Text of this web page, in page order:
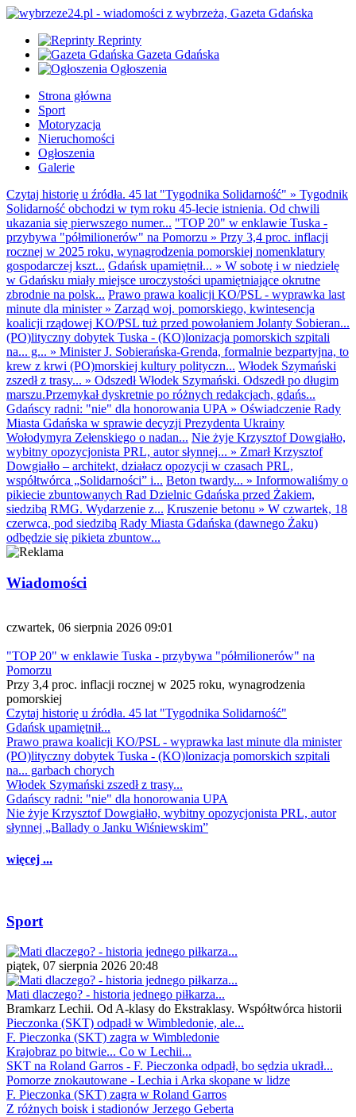
Reprinty
Gazeta Gdańska
Ogłoszenia
Strona główna
Sport
Motoryzacja
Nieruchomości
Ogłoszenia
Galerie
Czytaj historię u źródła. 45 lat "Tygodnika Solidarność" » Tygodnik
Solidarność obchodzi w tym roku 45-lecie istnienia. Od chwili
ukazania się pierwszego numer... "TOP 20" w enklawie Tuska -
przybywa "półmilionerów" na Pomorzu » Przy 3,4 proc. inflacji
rocznej w 2025 roku, wynagrodzenia pomorskiej nomenklatury
gospodarczej kszt... Gdańsk upamiętnił... » W sobotę i w niedzielę
w Gdańsku miały miejsce uroczystości upamiętniające okrutne
zbrodnie na polsk... Prawo prawa koalicji KO/PSL - wyprawka last
minute dla minister» Zarząd woj. pomorskiego, kwintesencja
koalicji rządowej KO/PSL tuż przed powołaniem Jolanty Sobieran...
(PO)lityczny dobytek Tuska - (KO)lonizacja pomorskich szpitali
na... g... » Minister J. Sobierańska-Grenda, formalnie bezpartyjna, to
krew z krwi (PO)morskiej kultury polityczn... Włodek Szymański
zszedł z trasy... » Odszedł Włodek Szymański. Odszedł po długim
marszu.Przemykał dyskretnie po różnych redakcjach, gdańs...
Gdańscy radni: "nie" dla honorowania UPA » Oświadczenie Rady
Miasta Gdańska w sprawie decyzji Prezydenta Ukrainy
Wołodymyra Zełenskiego o nadan... Nie żyje Krzysztof Dowgiałło,
wybitny opozycjonista PRL, autor słynnej... » Zmarł Krzysztof
Dowgiałło – architekt, działacz opozycji w czasach PRL,
współtwórca „Solidarności” i... Beton twardy... » Informowaliśmy o
pikiecie zbuntowanych Rad Dzielnic Gdańska przed Żakiem,
siedzibą RMG. Wydarzenie z... Kruszenie betonu » W czwartek, 18
czerwca, pod siedzibą Rady Miasta Gdańska (dawnego Żaku)
odbędzie się pikieta zbuntow...
Wiadomości
czwartek, 06 sierpnia 2026 09:01
"TOP 20" w enklawie Tuska - przybywa "półmilionerów" na
Pomorzu
Przy 3,4 proc. inflacji rocznej w 2025 roku, wynagrodzenia
pomorskiej
Czytaj historię u źródła. 45 lat "Tygodnika Solidarność"
Gdańsk upamiętnił...
Prawo prawa koalicji KO/PSL - wyprawka last minute dla minister
(PO)lityczny dobytek Tuska - (KO)lonizacja pomorskich szpitali
na... garbach chorych
Włodek Szymański zszedł z trasy...
Gdańscy radni: "nie" dla honorowania UPA
Nie żyje Krzysztof Dowgiałło, wybitny opozycjonista PRL, autor
słynnej „Ballady o Janku Wiśniewskim”
więcej ...
Sport
piątek, 07 sierpnia 2026 20:48
Mati dlaczego? - historia jednego piłkarza...
Bramkarz Lechii. Od A-klasy do Ekstraklasy. Współtwórca historii
Pieczonka (SKT) odpadł w Wimbledonie, ale...
F. Pieczonka (SKT) zagra w Wimbledonie
Krajobraz po bitwie... Co w Lechii...
SKT na Roland Garros - F. Pieczonka odpadł, bo sędzia ukradł...
Pomorze znokautowane - Lechia i Arka skopane w lidze
F. Pieczonka (SKT) zagra w Roland Garros
Z różnych boisk i stadionów Jerzego Geberta